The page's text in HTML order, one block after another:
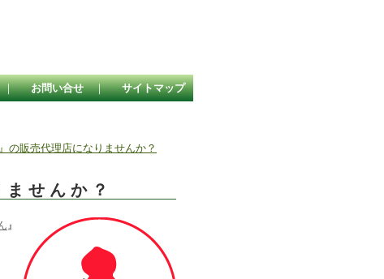
お問い合せ ｜ サイトマップ
の販売代理店になりませんか？
せんか？
』